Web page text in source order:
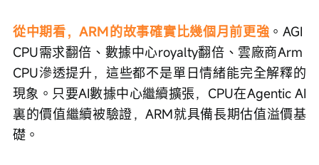
從中期看，ARM的故事確實比幾個月前更強 。AGI
CPU需求翻倍、數據中心royalty翻倍、雲廠商Arm
CPU滲透提升，這些都不是單日情緒能完全解釋的
現象。只要AI數據中心繼續擴張，CPU在Agentic AI
裏的價值繼續被驗證，ARM就具備長期估值溢價基
礎。